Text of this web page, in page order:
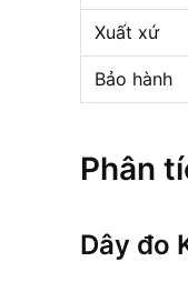
Xuất xứ
Bảo hành
Phân
Dây đo